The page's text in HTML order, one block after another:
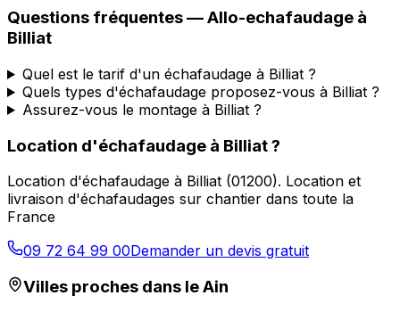
Questions fréquentes —Allo-echafaudage à
Billiat
Quel est le tarif d'un échafaudage à Billiat ?
Quels types d'échafaudage proposez-vous à Billiat ?
Assurez-vous le montage à Billiat ?
Location d'échafaudage à Billiat?
Location d'échafaudage à Billiat (01200). Location et
livraison d'échafaudages sur chantier dans toute la
France
09 72 64 99 00Demander un devis gratuit
Villes proches dans leAin